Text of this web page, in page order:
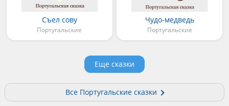
Съел сову
Португальские
Чудо-медведь
Португальские
Еще сказки
Все Португальские сказки